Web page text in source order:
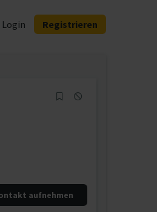
Login Registrieren
aufnehmen